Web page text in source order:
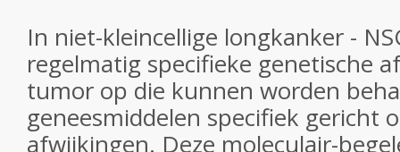
In niet-kleincellige longkanker -
regelmatig specifieke genetische
tumor op die kunnen worden
geneesmiddelen specifiek gericht
afwijkingen. Deze moleculair-